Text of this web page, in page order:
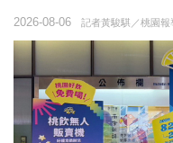
記者黃駿騏／桃園報
2026-08-06